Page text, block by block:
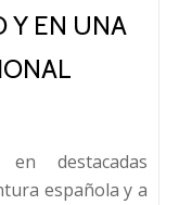
Botines
Y EN UNA
destacadas
española y a